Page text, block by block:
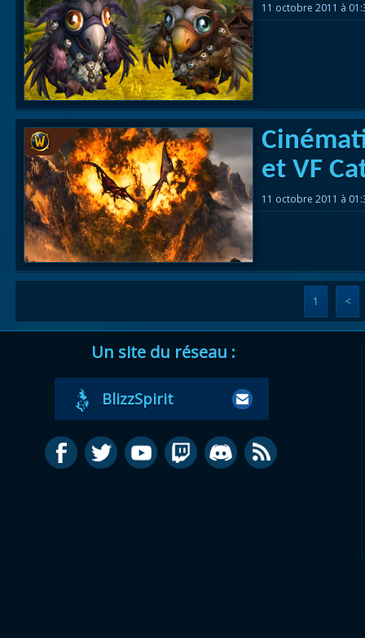
11 octobre 2011 à
et VF
11 octobre 2011 à
1 <
Un site du réseau :
BlizzSpirit